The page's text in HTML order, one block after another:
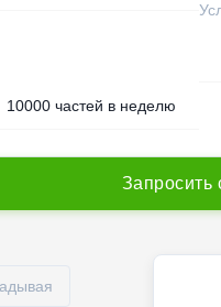
10000 частей в неделю
Запросить